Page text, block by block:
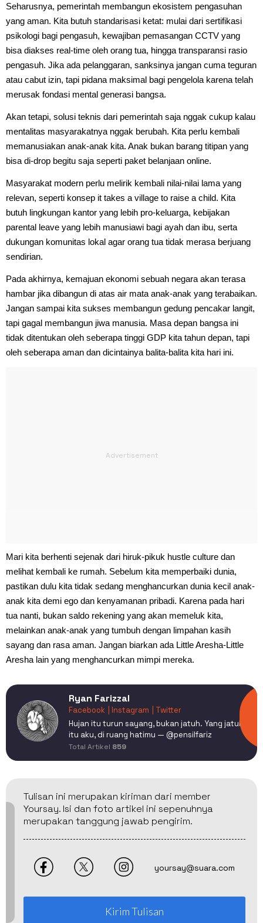
Seharusnya, pemerintah membangun ekosistem pengasuhan
yang aman. Kita butuh standarisasi ketat: mulai dari sertifikasi
psikologi bagi pengasuh, kewajiban pemasangan CCTV yang
bisa diakses real-time oleh orang tua, hingga transparansi rasio
pengasuh. Jika ada pelanggaran, sanksinya jangan cuma teguran
atau cabut izin, tapi pidana maksimal bagi pengelola karena telah
merusak fondasi mental generasi bangsa.
Akan tetapi, solusi teknis dari pemerintah saja nggak cukup kalau
mentalitas masyarakatnya nggak berubah. Kita perlu kembali
memanusiakan anak-anak kita. Anak bukan barang titipan yang
bisa di-drop begitu saja seperti paket belanjaan online.
Masyarakat modern perlu melirik kembali nilai-nilai lama yang
relevan, seperti konsep it takes a village to raise a child. Kita
butuh lingkungan kantor yang lebih pro-keluarga, kebijakan
parental leave yang lebih manusiawi bagi ayah dan ibu, serta
dukungan komunitas lokal agar orang tua tidak merasa berjuang
sendirian.
Pada akhirnya, kemajuan ekonomi sebuah negara akan terasa
hambar jika dibangun di atas air mata anak-anak yang terabaikan.
Jangan sampai kita sukses membangun gedung pencakar langit,
tapi gagal membangun jiwa manusia. Masa depan bangsa ini
tidak ditentukan oleh seberapa tinggi GDP kita tahun depan, tapi
oleh seberapa aman dan dicintainya balita-balita kita hari ini.
Mari kita berhenti sejenak dari hiruk-pikuk hustle culture dan
melihat kembali ke rumah. Sebelum kita memperbaiki dunia,
pastikan dulu kita tidak sedang menghancurkan dunia kecil anak-
anak kita demi ego dan kenyamanan pribadi. Karena pada hari
tua nanti, bukan saldo rekening yang akan memeluk kita,
melainkan anak-anak yang tumbuh dengan limpahan kasih
sayang dan rasa aman. Jangan biarkan ada Little Aresha-Little
Aresha lain yang menghancurkan mimpi mereka.
Ryan Farizzal
Facebook | Instagram
| Twitter
Hujan itu turun sayang, bukan jatuh. Yang jatuh
itu aku, di ruang hatimu — @pensilfariz
Total Artikel 859
Tulisan ini merupakan kiriman dari member
Yoursay. Isi dan foto artikel ini sepenuhnya
merupakan tanggung jawab pengirim.
yoursay@suara.com
Kirim Tulisan